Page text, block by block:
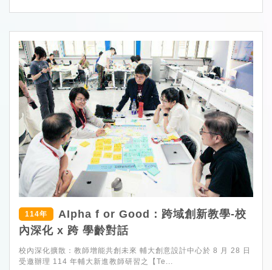
114年
AIpha f or Good：跨域創新教學-校
內深化 x 跨 學齡對話
校內深化擴散：教師增能共創未來 輔大創意設計中心於 8 月 28 日
受邀辦理 114 年輔大新進教師研習之【Te...